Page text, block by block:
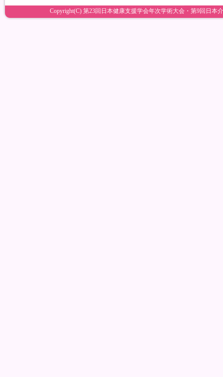
Copyright(C) 第23回日本健康支援学会年次学術大会・第9回日本